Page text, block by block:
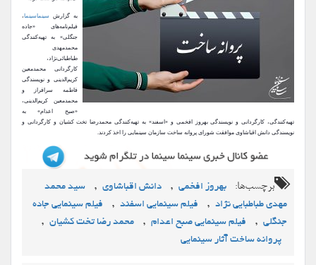
به گزارش سینماسینما،
فیلم‌نامه‌های «جاده
جنگلی» به تهیه‌کنندگی
محمدمهدی
طباطبائی‌نژاد،
کارگردانی محمدمعین
کریم‌الدینی و نویسندگی
فاطمه سرافراز و
محمدمعین کریم‌الدینی،
«صبح اعدام» به
تهیه‌کنندگی، کارگردانی و نویسندگی بهروز افخمی و «اسفند» به تهیه‌کنندگی محمدرضا تخت کشیان و کارگردانی و
نویسندگی دانش اقباشاوی موافقت شورای پروانه ساخت سازمان سینمایی را اخذ کردند.
برچسب‌ها: بهروز افخمی , دانش اقباشاوی ,
سید محمد
مهدی طباطبایی نژاد , فیلم سینمایی اسفند ,
فیلم سینمایی جاده
جنگلی , فیلم سینمایی صبح اعدام , محمد رضا تخت کشیان ,
پروانه ساخت آثار سینمایی